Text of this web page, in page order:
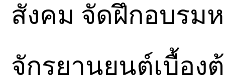
สังคม จัดฝึกอบรม
จักรยานยนต์เบื้อง